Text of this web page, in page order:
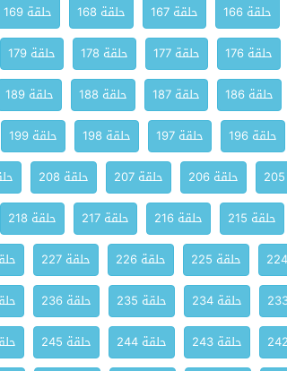
حلقة 166 حلقة 167 حلقة 168 حلقة 169
حلقة 176 حلقة 177 حلقة 178 حلقة 179
حلقة 186 حلقة 187 حلقة 188 حلقة 189
حلقة 196 حلقة 197 حلقة 198 حلقة 199
حلقة 206 حلقة 207 حلقة 208
حلقة 215 حلقة 216 حلقة 217 حلقة 218
حلقة 225 حلقة 226 حلقة 227
حلقة 234 حلقة 235 حلقة 236
حلقة 243 حلقة 244 حلقة 245